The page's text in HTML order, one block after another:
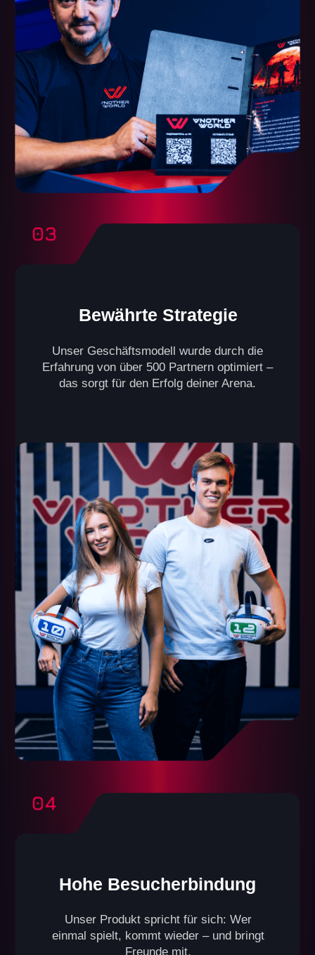
Another World
VR-Franchise
VR-Club
Kompakt gestaltet und dennoch ideal für Gruppen mit
Gäste eingerichtet werden.
Startzeitraum: ab 2 Monaten
Amortisationszeit: ab 8 Monaten
Break-even-Punkt: 1 Monat
VR Arena
ab 80.000 €
Dieses Format ist ideal für alle, die ihre eigene VR-
Arena eröffnen und sie zu einem beliebten Ort in ihrer
benötigte Fläche
200+ m²
Kapazität pro Spiel
bis zu 20 Spieler
monatlicher Umsatz
ab 9.000 €
Startinvestition
ANFRAGE SENDEN